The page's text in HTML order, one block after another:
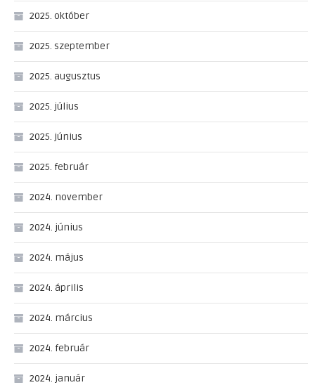
2025. október
2025. szeptember
2025. augusztus
2025. július
2025. június
2025. február
2024. november
2024. június
2024. május
2024. április
2024. március
2024. február
2024. január